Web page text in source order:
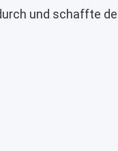
und schaffte